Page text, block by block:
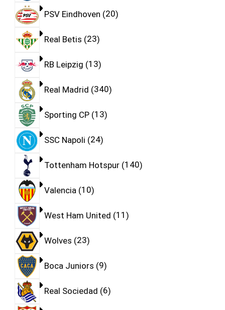
PSV Eindhoven 20
Real Betis 23
RB Leipzig 13
Real Madrid 340
Sporting CP 13
SSC Napoli 24
Tottenham Hotspur 140
Valencia 10
West Ham United 11
Wolves 23
Boca Juniors 9
Real Sociedad 6